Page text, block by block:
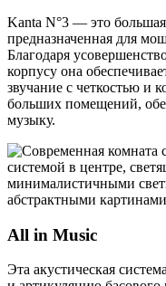
Kanta N°3 — это большая
предназначенная для
Благодаря
корпусу она
звучание с четкостью и
больших помещений,
музыку.
All in Music
Эта акустическая